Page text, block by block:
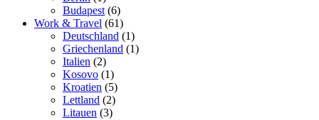
Budapest (6)
Work & Travel (61)
Deutschland (1)
Griechenland (1)
Italien (2)
Kosovo (1)
Kroatien (5)
Lettland (2)
Litauen (3)